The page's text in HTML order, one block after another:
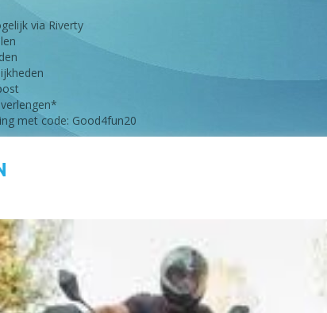
via Riverty
met code: Good4fun20